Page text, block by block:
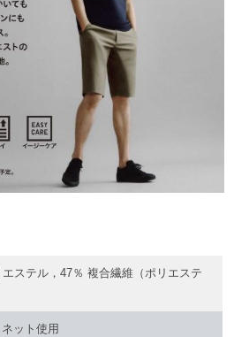
ステル，47％ 複合繊維（ポリエステ
ット使用